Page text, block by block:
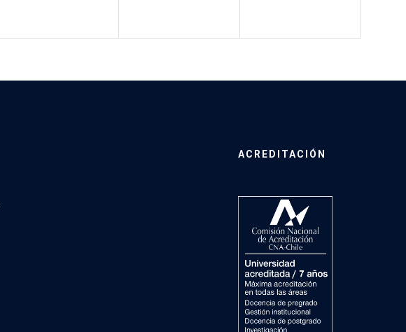
ACREDITACIÓN